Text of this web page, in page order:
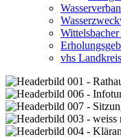
vhs